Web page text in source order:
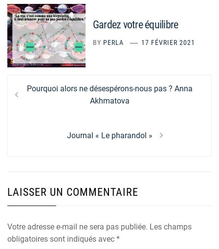
Gardez votre équilibre
BY PERLA 17 FÉVRIER 2021
Navigation
de
Previous
Pourquoi alors ne désespérons-nous pas ? Anna
Akhmatova
Next
Journal « Le pharandol »
LAISSER UN COMMENTAIRE
Votre adresse e-mail ne sera pas publiée. Les champs
obligatoires sont indiqués avec *